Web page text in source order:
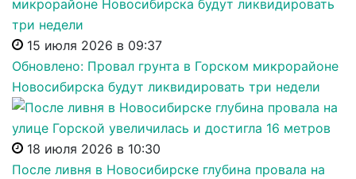
15 июля 2026 в 09:37
Обновлено: Провал грунта в Горском микрорайоне
Новосибирска будут ликвидировать три недели
18 июля 2026 в 10:30
После ливня в Новосибирске глубина провала на